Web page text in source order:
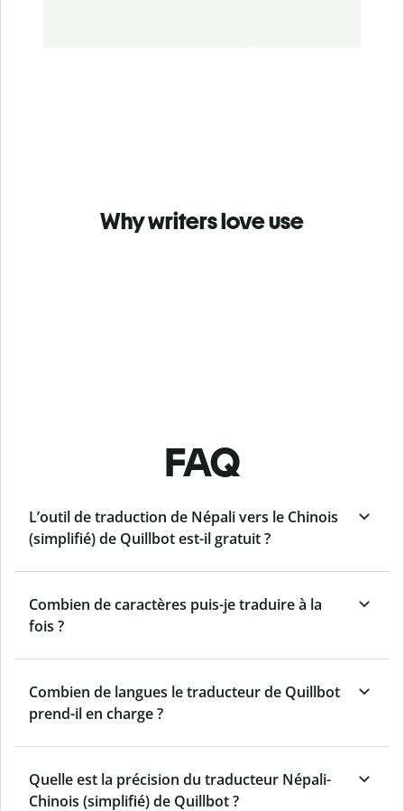
Why writers love use
FAQ
L’outil de traduction de Népali vers le Chinois
(simplifié) de Quillbot est-il gratuit ?
Combien de caractères puis-je traduire à la
fois ?
Combien de langues le traducteur de Quillbot
prend-il en charge ?
Quelle est la précision du traducteur Népali-
Chinois (simplifié) de Quillbot ?